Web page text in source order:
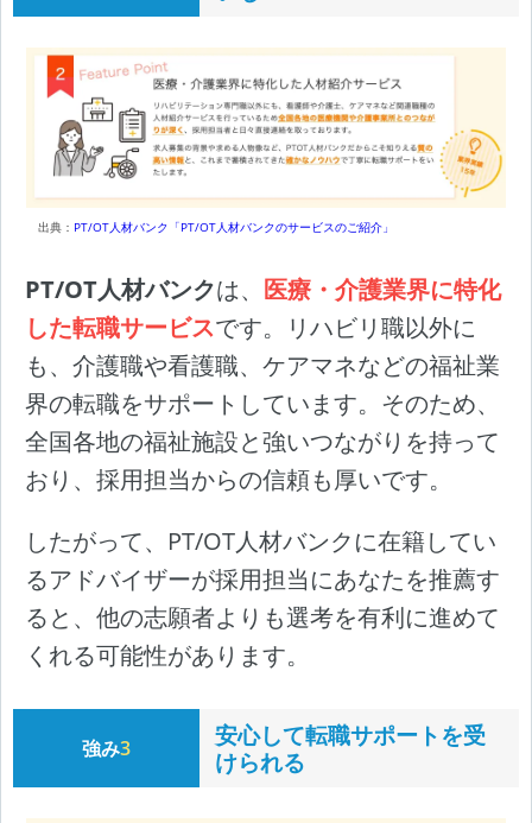
出典： PT/OT人材バンク「PT/OT人材バンクのサービスのご紹介」
PT/OT人材バンクは、 医療・介護業界に特化
した転職サービスです。リハビリ職以外に
も、介護職や看護職、ケアマネなどの福祉業
界の転職をサポートしています。そのため、
全国各地の福祉施設と強いつながりを持って
おり、採用担当からの信頼も厚いです。
したがって、PT/OT人材バンクに在籍してい
るアドバイザーが採用担当にあなたを推薦す
ると、他の志願者よりも選考を有利に進めて
くれる可能性があります。
強み3
安心して転職サポートを受
けられる